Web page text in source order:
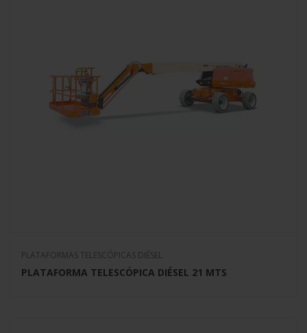
PLATAFORMAS TELESCÓPICAS DIÉSEL
PLATAFORMA TELESCÓPICA DIÉSEL 21 MTS